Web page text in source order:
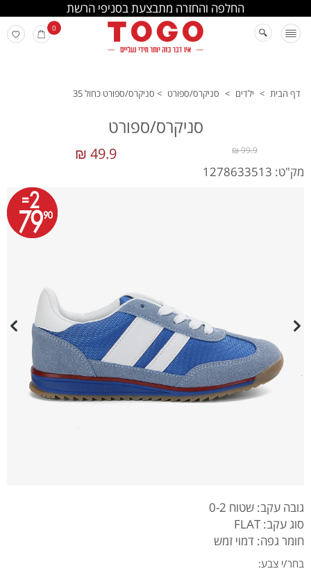
החלפה והחזרה מתבצעת בסניפי הרשת
0
דף הבית > ילדים > סניקרס/ספורט > סניקרס/ספורט כחול 35
סניקרס/ספורט
49.9 ₪ 99.9 ₪
מק"ט: 1278633513
גובה עקב: שטוח 0-2
סוג עקב: FLAT
חומר גפה: דמוי זמש
בחר/י צבע: